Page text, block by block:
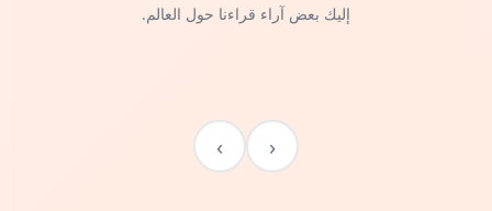
إليك بعض آراء قراءنا حول العالم.
‹
›